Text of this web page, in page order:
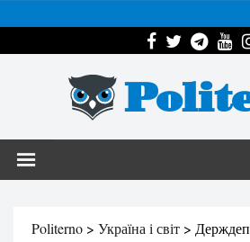
Politerno > Україна і світ >